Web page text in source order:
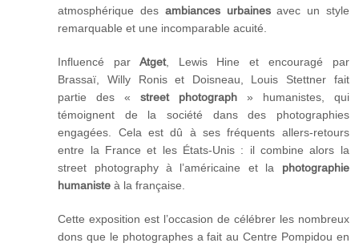
atmosphérique des ambiances urbainesavec un style
remarquable et une incomparable acuité.
Influencé par Atget, Lewis Hine et encouragé par
Brassaï, Willy Ronis et Doisneau, Louis Stettner fait
partie des «street photograph» humanistes, qui
témoignent de la société dans des photographies
engagées. Cela est dû à ses fréquents allers-retours
entre la France et les États-Unis : il combine alors la
street photography à l’américaine et la photographie
humaniste à la française.
Cette exposition est l’occasion de célébrer les nombreux
dons que le photographes a fait au Centre Pompidou en